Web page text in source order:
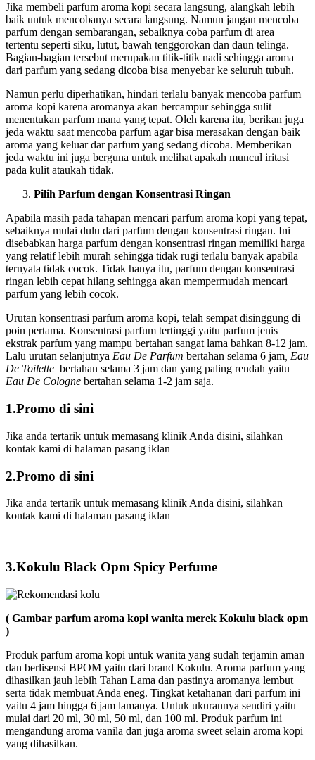
Jika membeli parfum aroma kopi secara langsung, alangkah lebih
baik untuk mencobanya secara langsung. Namun jangan mencoba
parfum dengan sembarangan, sebaiknya coba parfum di area
tertentu seperti siku, lutut, bawah tenggorokan dan daun telinga.
Bagian-bagian tersebut merupakan titik-titik nadi sehingga aroma
dari parfum yang sedang dicoba bisa menyebar ke seluruh tubuh.
Namun perlu diperhatikan, hindari terlalu banyak mencoba parfum
aroma kopi karena aromanya akan bercampur sehingga sulit
menentukan parfum mana yang tepat. Oleh karena itu, berikan juga
jeda waktu saat mencoba parfum agar bisa merasakan dengan baik
aroma yang keluar dar parfum yang sedang dicoba. Memberikan
jeda waktu ini juga berguna untuk melihat apakah muncul iritasi
pada kulit ataukah tidak.
Pilih Parfum dengan Konsentrasi Ringan
Apabila masih pada tahapan mencari parfum aroma kopi yang tepat,
sebaiknya mulai dulu dari parfum dengan konsentrasi ringan. Ini
disebabkan harga parfum dengan konsentrasi ringan memiliki harga
yang relatif lebih murah sehingga tidak rugi terlalu banyak apabila
ternyata tidak cocok. Tidak hanya itu, parfum dengan konsentrasi
ringan lebih cepat hilang sehingga akan mempermudah mencari
parfum yang lebih cocok.
Urutan konsentrasi parfum aroma kopi, telah sempat disinggung di
poin pertama. Konsentrasi parfum tertinggi yaitu parfum jenis
ekstrak parfum yang mampu bertahan sangat lama bahkan 8-12 jam.
Lalu urutan selanjutnya Eau De Parfum bertahan selama 6 jam , Eau
De Toilette bertahan selama 3 jam dan yang paling rendah yaitu
Eau De Cologne bertahan selama 1-2 jam saja.
1.Promo di sini
Jika anda tertarik untuk memasang klinik Anda disini, silahkan
kontak kami di halaman pasang iklan
2.Promo di sini
Jika anda tertarik untuk memasang klinik Anda disini, silahkan
kontak kami di halaman pasang iklan
3.Kokulu Black Opm Spicy Perfume
( Gambar parfum aroma kopi wanita merek Kokulu black opm
)
Produk parfum aroma kopi untuk wanita yang sudah terjamin aman
dan berlisensi BPOM yaitu dari brand Kokulu. Aroma parfum yang
dihasilkan jauh lebih Tahan Lama dan pastinya aromanya lembut
serta tidak membuat Anda eneg. Tingkat ketahanan dari parfum ini
yaitu 4 jam hingga 6 jam lamanya. Untuk ukurannya sendiri yaitu
mulai dari 20 ml, 30 ml, 50 ml, dan 100 ml. Produk parfum ini
mengandung aroma vanila dan juga aroma sweet selain aroma kopi
yang dihasilkan.